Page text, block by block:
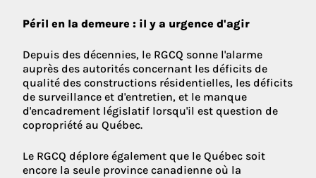
Péril en la demeure : il y a urgence d'agir
Depuis des décennies, le RGCQ sonne l'alarme
auprès des autorités concernant les déficits de
qualité des constructions résidentielles, les déficits
de surveillance et d'entretien, et le manque
d'encadrement législatif lorsqu'il est question de
copropriété au Québec.
Le RGCQ déplore également que le Québec soit
encore la seule province canadienne où la